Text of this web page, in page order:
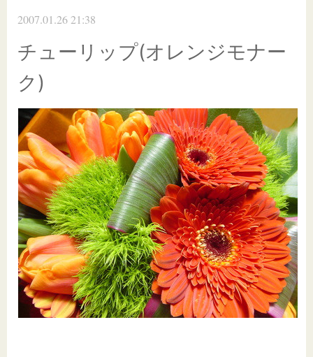
2007.01.26 21:38
チューリップ(オレンジモナー
ク)